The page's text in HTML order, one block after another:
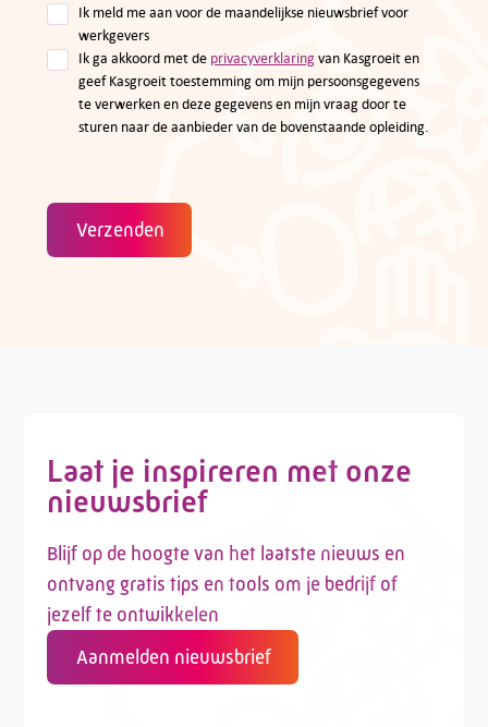
Ik meld me aan voor de maandelijkse nieuwsbrief voor
werkgevers
Ik ga akkoord met de privacyverklaringvan Kasgroeit en
geef Kasgroeit toestemming om mijn persoonsgegevens
te verwerken en deze gegevens en mijn vraag door te
sturen naar de aanbieder van de bovenstaande opleiding.
Verzenden
Laat je inspireren met onze
nieuwsbrief
Blijf op de hoogte van het laatste nieuws en
ontvang gratis tips en tools om je bedrijf of
jezelf te ontwikkelen
Aanmelden nieuwsbrief